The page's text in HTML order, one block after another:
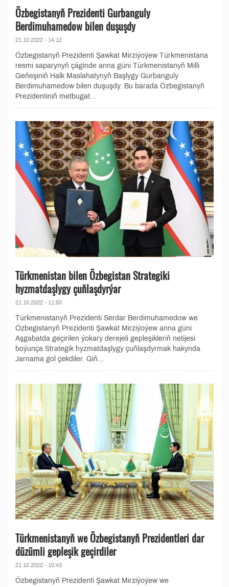
Özbegistanyň Prezidenti Gurbanguly
Berdimuhamedow bilen duşuşdy
21.10.2022 - 14:12
Özbegistanyň Prezidenti Şawkat Mirziýoýew Türkmenistana
resmi saparynyň çäginde anna güni Türkmenistanyň Milli
Geňeşiniň Halk Maslahatynyň Başlygy Gurbanguly
Berdimuhamedow bilen duşuşdy. Bu barada Özbegistanyň
Prezidentiniň metbugat...
Türkmenistan bilen Özbegistan Strategiki
hyzmatdaşlygy çuňlaşdyrýar
21.10.2022 - 11:50
Türkmenistanyň Prezidenti Serdar Berdimuhamedow we
Özbegistanyň Prezidenti Şawkat Mirziýoýew anna güni
Aşgabatda geçirilen ýokary derejeli gepleşikleriň netijesi
boýunça Strategik hyzmatdaşlygy çuňlaşdyrmak hakynda
Jarnama gol çekdiler. Giň...
Türkmenistanyň we Özbegistanyň Prezidentleri dar
düzümli gepleşik geçirdiler
21.10.2022 - 10:43
Özbegistanyň Prezidenti Şawkat Mirziýoýew we